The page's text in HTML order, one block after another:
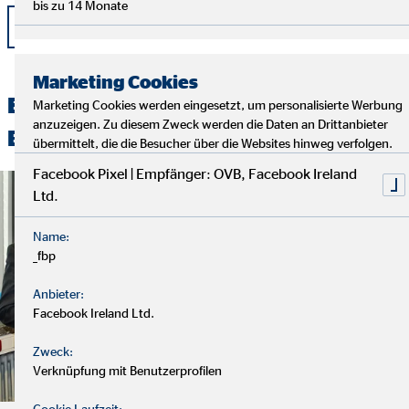
zurück
Entdecken Sie unsere spannenden
Beiträge
bis zu 14 Monate
Marketing Cookies
Marketing Cookies werden eingesetzt, um personalisierte Werbung
anzuzeigen. Zu diesem Zweck werden die Daten an Drittanbieter
übermittelt, die die Besucher über die Websites hinweg verfolgen.
Facebook Pixel | Empfänger: OVB, Facebook Ireland
Ltd.
Name:
_fbp
Anbieter:
Facebook Ireland Ltd.
Zweck:
Verknüpfung mit Benutzerprofilen